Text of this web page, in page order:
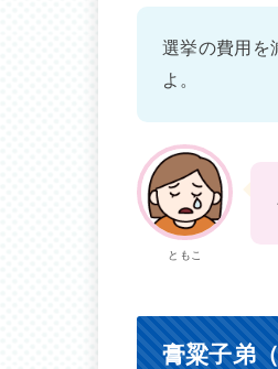
選挙の費用を
よ。
ともこ
膏粱子弟